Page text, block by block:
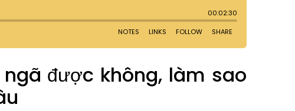
được không, làm sao